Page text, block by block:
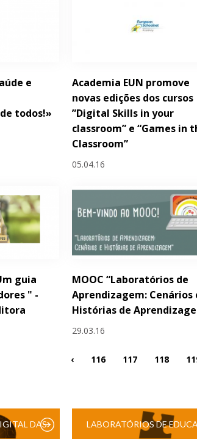
e
todos!»
Academia EUN promove
novas edições dos cursos
”Digital Skills in your
classroom” e “Games in
Classroom”
05.04.16
guia
" -
MOOC “Laboratórios de
Aprendizagem: Cenários
Histórias de
29.03.16
‹ 116 117 118
DAS LABORATÓRIOS DE